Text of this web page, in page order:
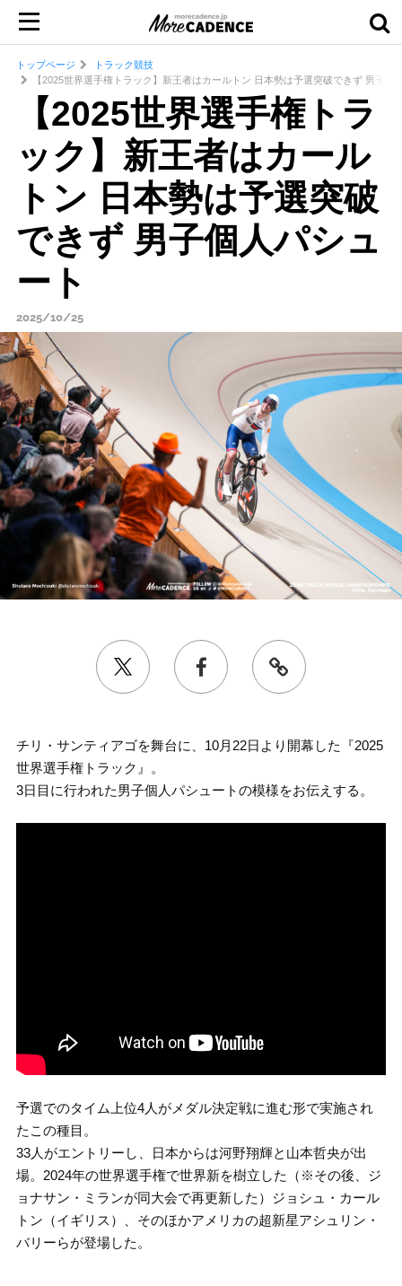
トップページ
トラック競技
【2025世界選手権トラック】新王者はカールトン 日本勢は予選突破できず 男子個
【2025世界選手権トラ
ック】新王者はカール
トン 日本勢は予選突破
できず 男子個人パシュ
ート
2025/10/25
チリ・サンティアゴを舞台に、10月22日より開幕した『2025
世界選手権トラック』。
3日目に行われた男子個人パシュートの模様をお伝えする。
予選でのタイム上位4人がメダル決定戦に進む形で実施され
たこの種目。
33人がエントリーし、日本からは河野翔輝と山本哲央が出
場。2024年の世界選手権で世界新を樹立した（※その後、ジ
ョナサン・ミランが同大会で再更新した）ジョシュ・カール
トン（イギリス）、そのほかアメリカの超新星アシュリン・
バリーらが登場した。